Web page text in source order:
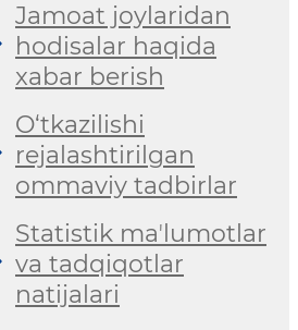
Jamoat joylaridan
hodisalar haqida
xabar berish
O‘tkazilishi
rejalashtirilgan
ommaviy tadbirlar
Statistik maʼlumotlar
va tadqiqotlar
natijalari